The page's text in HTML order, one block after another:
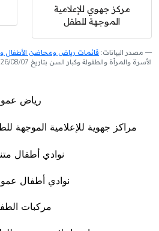
مركز جهوي للإعلامية
الموجهة للطفل
مصدر البيانات: قائمات رياض ومحاضن الأطفال
الأسرة والمرأة والطفولة وكبار السن بتاريخ 2026/08/07 على الساعة 16:31